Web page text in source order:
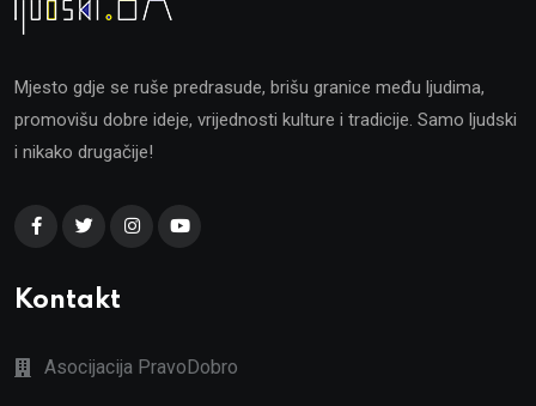
Mjesto gdje se ruše predrasude, brišu granice među ljudima,
promovišu dobre ideje, vrijednosti kulture i tradicije. Samo ljudski
i nikako drugačije!
Kontakt
Asocijacija PravoDobro